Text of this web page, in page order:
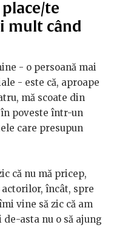
te
mult când
- o persoană mai
- este că, aproape
mă scoate din
poveste într-un
care presupun
că nu mă pricep,
încât, spre
vine să zic că am
de-asta nu o să ajung